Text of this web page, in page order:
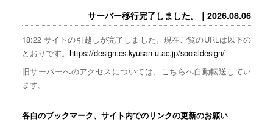
サーバー移行完了しました。｜2026.08.06
18:22 サイトの引越しが完了しました。現在ご覧のURLは以下の
とおりです。 https://design.cs.kyusan-u.ac.jp/socialdesign/
旧サーバーへのアクセスについては、こちらへ自動転送してい
ます。
各自のブックマーク、サイト内でのリンクの更新のお願い